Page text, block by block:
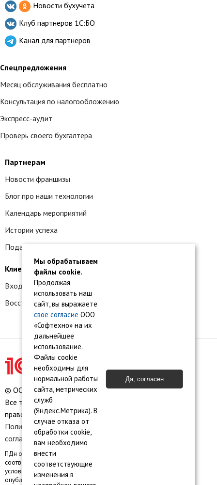
Новости бухучета
Клуб партнеров 1С:БО
Канал для партнеров
Спецпредложения
Месяц обслуживания бесплатно
Консультация по налогообложению
Экспресс-аудит
Проверь своего бухгалтера
Партнерам
Новости франшизы
Блог про наши технологии
Календарь мероприятий
Истории успеха
Подать заявку на франшизу
Клиентам
Вход в личный кабинет
Восстановление доступа к сервису 1С:БО
© ООО «Софтехно» Все права защищены.
Все торговые марки являются собственностью их
правообладателей.
Политика конфиденциальности
соглашение
Карта сайта
ПДн опубликованы на сайте при наличии правовых оснований в
соответствии с ч.1 ст.6 и ст. 10.1 152-ФЗ. Субъектами установлены
условия и запреты на обработку неограниченным кругом лиц
опубликованных персональных данных
Мы обрабатываем
файлы cookie.
Продолжая
использовать наш
сайт, вы выражаете
свое согласие ООО
«Софтехно» на их
дальнейшее
использование.
Файлы cookie
необходимы для
нормальной работы
сайта, метрических
служб
(Яндекс.Метрика). В
случае отказа от
обработки cookie,
вам необходимо
внести
соответствующие
изменения в
Да, согласен